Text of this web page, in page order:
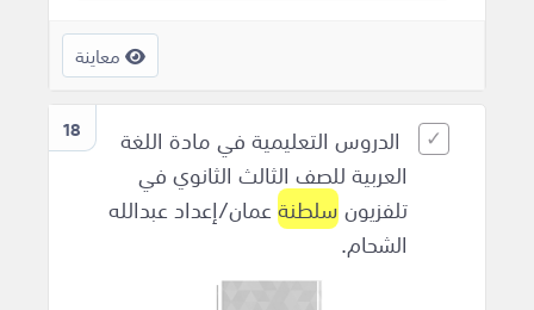
معاينة
18
الدروس التعليمية في مادة اللغة
العربية للصف الثالث الثانوي في
تلفزيونسلطنةعمان/إعداد عبدالله
الشحام.